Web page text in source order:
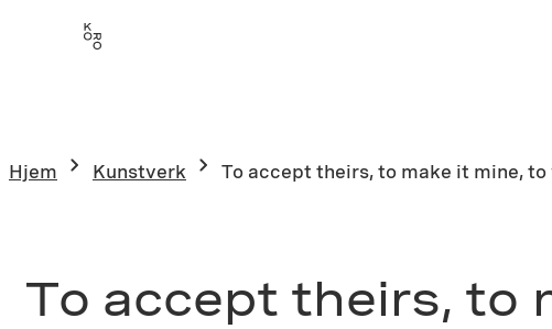
Hjem Kunstverk To accept theirs, to make it mine,
To accept theirs, to